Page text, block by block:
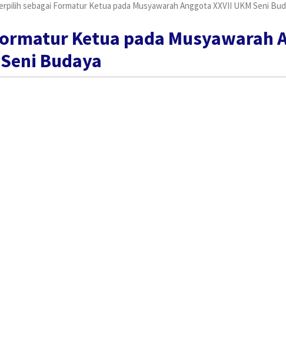
sebagai Formatur Ketua pada Musyawarah Anggota XXVII UKM Seni
Ketua pada Musyawarah
Seni Budaya